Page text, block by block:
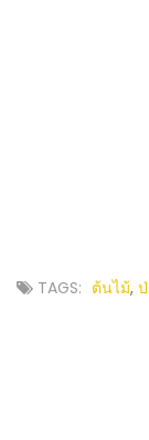
TAGS: ต้นไม้,